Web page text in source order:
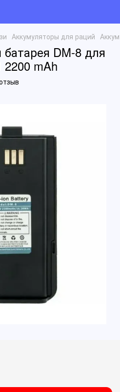
Аккумуляторы для раций
DM-8 для
2200 mAh